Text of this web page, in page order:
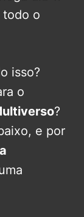
todo o
isso?
o
?
e por